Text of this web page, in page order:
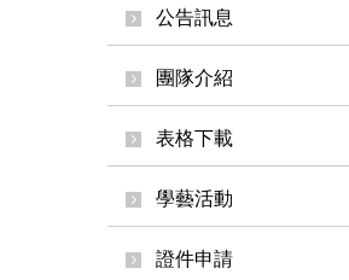
公告訊息
團隊介紹
表格下載
學藝活動
證件申請